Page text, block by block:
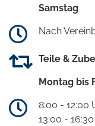
Samstag
Nach
Teile &
Montag bis
8:00 - 12:00
13:00 -